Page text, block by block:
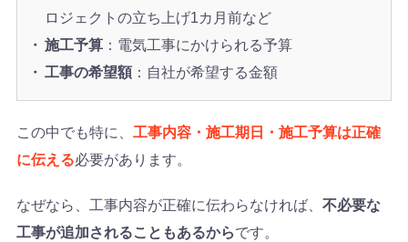
ロジェクトの立ち上げ1カ月前など
施工予算：電気工事にかけられる予算
工事の希望額 ：自社が希望する金額
この中でも特に、 工事内容・施工期日・施工予算は正確
に伝える必要があります。
なぜなら、工事内容が正確に伝わらなければ、 不必要な
工事が追加されることもあるからです。